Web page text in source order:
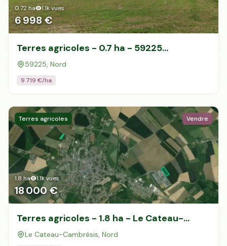
0.72ha 1.1kvues
6 998 €
Terres agricoles - 0.7 ha - 59225
Montigny-en-Cambrésis
59225, Nord
9 719€/ha
Terres agricoles Vendre
1.8 ha 1.1kvues
18 000 €
Terres agricoles - 1.8 ha - Le Cateau-
Cambrésis
Le Cateau-Cambrésis, Nord